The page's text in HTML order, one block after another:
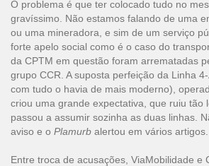
O problema é que ter colocado tudo no
gravíssimo. Não estamos falando de uma
ou uma mineradora, e sim de um serviço
forte apelo social como é o caso do
da CPTM em questão foram arrematadas
grupo CCR. A suposta perfeição da Linha
com tudo o havia de mais moderno),
criou uma grande expectativa, que ruiu tão
passou a assumir sozinha as duas linhas.
aviso e o Plamurb alertou em vários
Entre troca de acusações, ViaMobilidade e